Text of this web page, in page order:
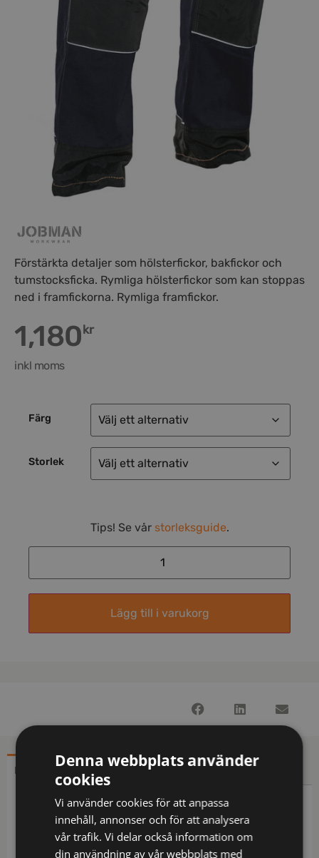
Förstärkta detaljer som hölsterfickor, bakfickor och
tumstocksficka. Rymliga hölsterfickor som kan stoppas
ned i framfickorna. Rymliga framfickor.
1,180kr
inkl moms
Färg
Storlek
Tips! Se vår storleksguide.
Lägg till i varukorg
BESKRIVNING YTTERLIGARE INFORMATION
Beskrivning
Förstärkta detaljer som hölsterfickor, bakfickor och
Denna webbplats använder
cookies
Vi använder cookies för att anpassa
innehåll, annonser och för att analysera
vår trafik. Vi delar också information om
din användning av vår webbplats med